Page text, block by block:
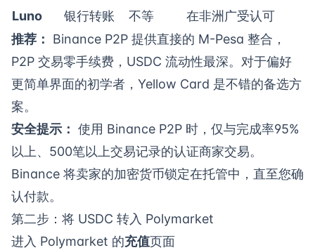
Luno 银行转账 不等
在非洲广受认可
推荐：
Binance P2P 提供直接的 M-Pesa 整合，
P2P 交易零手续费，USDC 流动性最深。对于偏好
更简单界面的初学者，Yellow Card 是不错的备选方
案。
安全提示： 使用 Binance P2P 时，仅与完成率95%
以上、500笔以上交易记录的认证商家交易。
Binance 将卖家的加密货币锁定在托管中，直至您确
认付款。
第二步：将 USDC 转入 Polymarket
进入 Polymarket 的充值页面